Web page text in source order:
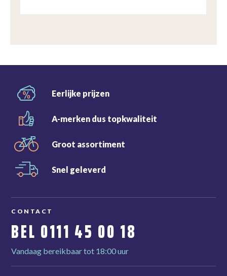
Eerlijke prijzen
A-merken dus topkwaliteit
Groot assortiment
Snel geleverd
CONTACT
BEL 0111 45 00 18
Vandaag bereikbaar tot 18:00 uur